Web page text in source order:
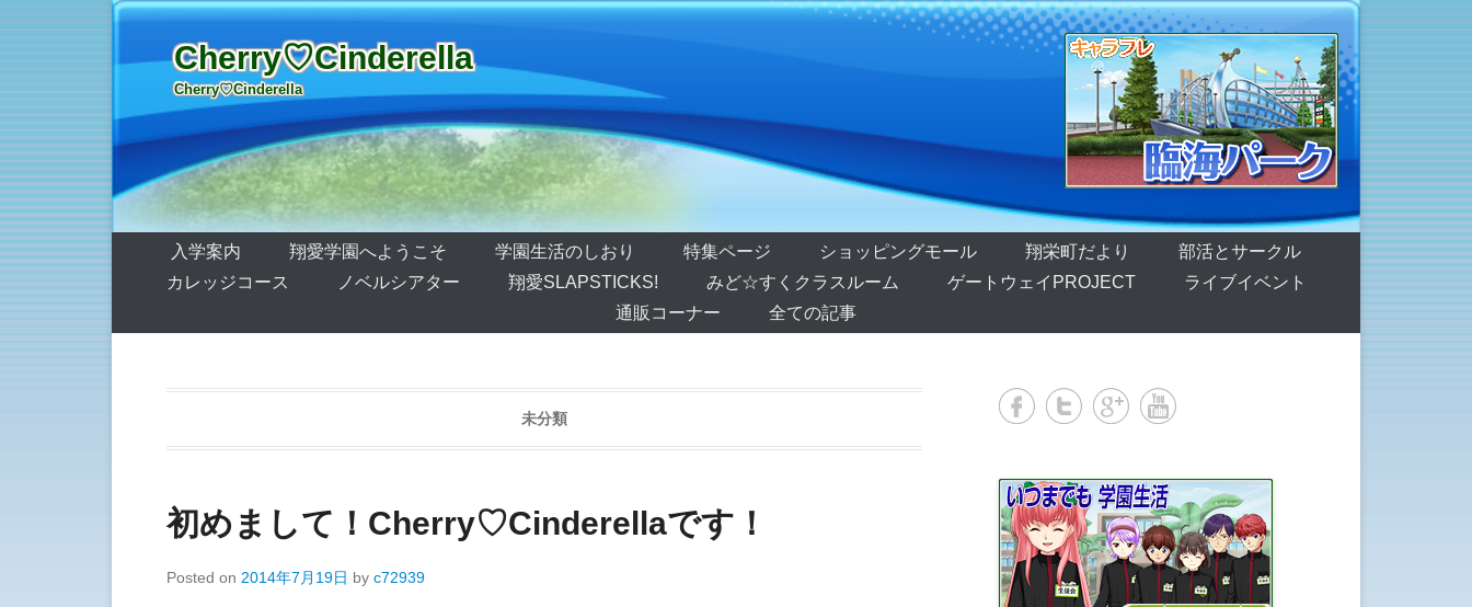
Cherry♡Cinderella
Cherry♡Cinderella
第1メニュー
コンテンツへ移動
入学案内 翔愛学園へようこそ 学園生活のしおり 特集ページ ショッピングモール 翔栄町だより
部活とサークル
カレッジコース
ノベルシアター 翔愛SLAPSTICKS! みど☆すくクラスルーム ゲートウェイPROJECT
ライブイベント
通販コーナー
全ての記事
未分類
初めまして！Cherry♡Cinderellaです！
Posted on 2014年7月19日 by c72939